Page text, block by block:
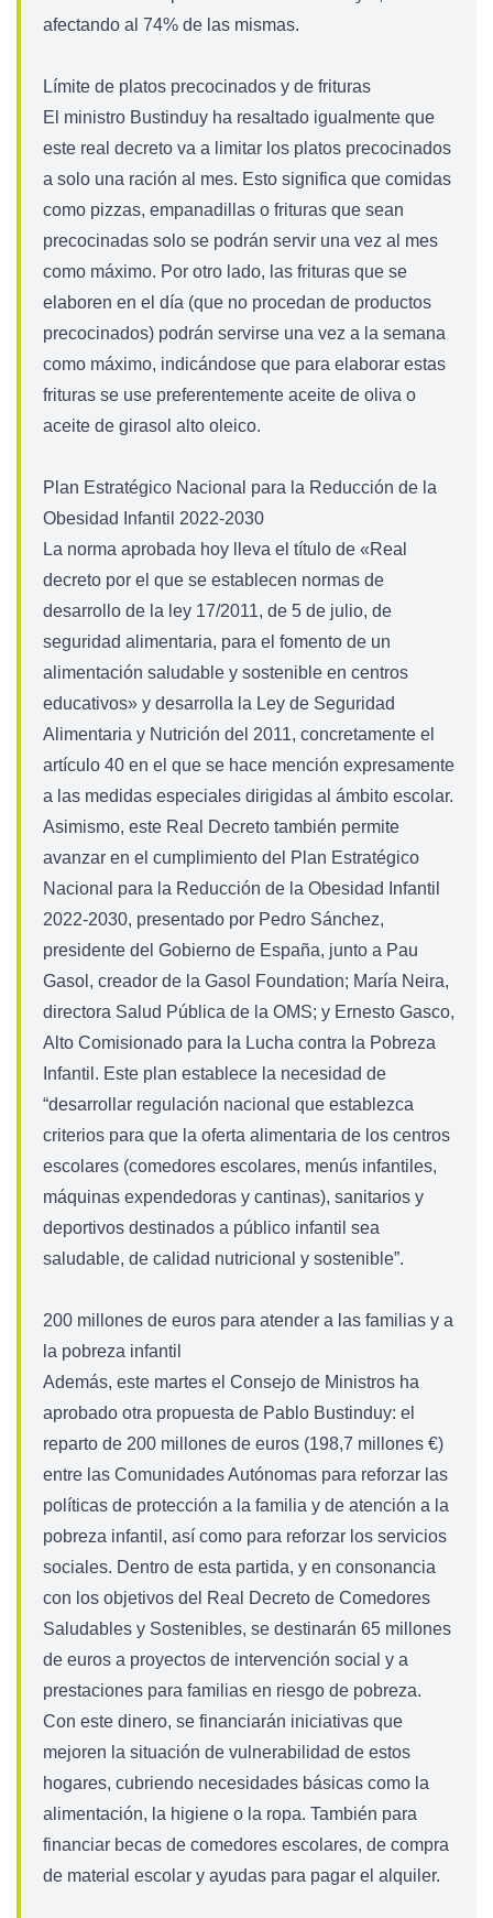
afectando al 74% de las mismas.
Límite de platos precocinados y de frituras
El ministro Bustinduy ha resaltado igualmente que
este real decreto va a limitar los platos precocinados
a solo una ración al mes. Esto significa que comidas
como pizzas, empanadillas o frituras que sean
precocinadas solo se podrán servir una vez al mes
como máximo. Por otro lado, las frituras que se
elaboren en el día (que no procedan de productos
precocinados) podrán servirse una vez a la semana
como máximo, indicándose que para elaborar estas
frituras se use preferentemente aceite de oliva o
aceite de girasol alto oleico.
Plan Estratégico Nacional para la Reducción de la
Obesidad Infantil 2022-2030
La norma aprobada hoy lleva el título de «Real
decreto por el que se establecen normas de
desarrollo de la ley 17/2011, de 5 de julio, de
seguridad alimentaria, para el fomento de un
alimentación saludable y sostenible en centros
educativos» y desarrolla la Ley de Seguridad
Alimentaria y Nutrición del 2011, concretamente el
artículo 40 en el que se hace mención expresamente
a las medidas especiales dirigidas al ámbito escolar.
Asimismo, este Real Decreto también permite
avanzar en el cumplimiento del Plan Estratégico
Nacional para la Reducción de la Obesidad Infantil
2022-2030, presentado por Pedro Sánchez,
presidente del Gobierno de España, junto a Pau
Gasol, creador de la Gasol Foundation; María Neira,
directora Salud Pública de la OMS; y Ernesto Gasco,
Alto Comisionado para la Lucha contra la Pobreza
Infantil. Este plan establece la necesidad de
“desarrollar regulación nacional que establezca
criterios para que la oferta alimentaria de los centros
escolares (comedores escolares, menús infantiles,
máquinas expendedoras y cantinas), sanitarios y
deportivos destinados a público infantil sea
saludable, de calidad nutricional y sostenible”.
200 millones de euros para atender a las familias y a
la pobreza infantil
Además, este martes el Consejo de Ministros ha
aprobado otra propuesta de Pablo Bustinduy: el
reparto de 200 millones de euros (198,7 millones €)
entre las Comunidades Autónomas para reforzar las
políticas de protección a la familia y de atención a la
pobreza infantil, así como para reforzar los servicios
sociales. Dentro de esta partida, y en consonancia
con los objetivos del Real Decreto de Comedores
Saludables y Sostenibles, se destinarán 65 millones
de euros a proyectos de intervención social y a
prestaciones para familias en riesgo de pobreza.
Con este dinero, se financiarán iniciativas que
mejoren la situación de vulnerabilidad de estos
hogares, cubriendo necesidades básicas como la
alimentación, la higiene o la ropa. También para
financiar becas de comedores escolares, de compra
de material escolar y ayudas para pagar el alquiler.